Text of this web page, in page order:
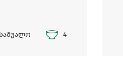
საშუალო 4